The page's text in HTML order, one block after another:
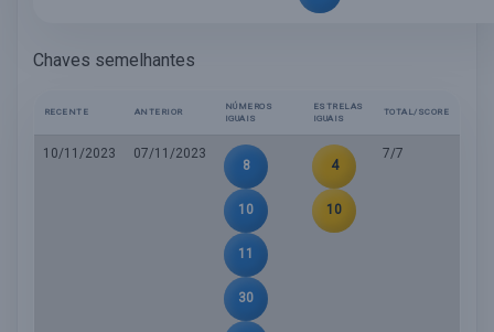
Chaves semelhantes
RECENTE ANTERIOR
NÚMEROS
IGUAIS
ESTRELAS
IGUAIS
TOTAL/SCORE
10/11/2023
07/11/2023
8
10
11
30
4
10
7/7